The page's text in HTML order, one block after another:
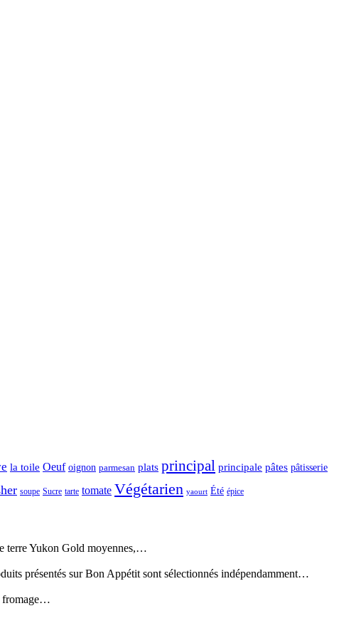
la toile Oeuf oignon parmesan plats principal principale pâtes pâtisserie
soupe Sucre tarte tomate Végétarien yaourt Été épice
terre Yukon Gold moyennes,…
présentés sur Bon Appétit sont sélectionnés indépendamment…
fromage…